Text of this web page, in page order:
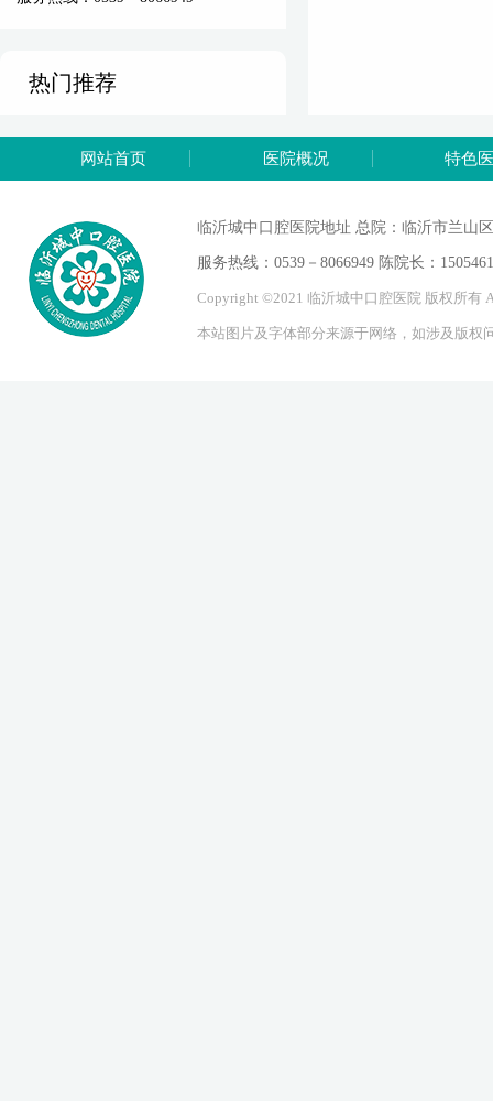
热门推荐
网站首页 医院概况 特色
临沂城中口腔医院地址 总院：临沂市兰山
服务热线：0539－8066949 陈院长：
Copyright ©2021 临沂城中口腔医院 版权所有
本站图片及字体部分来源于网络，如涉及版权